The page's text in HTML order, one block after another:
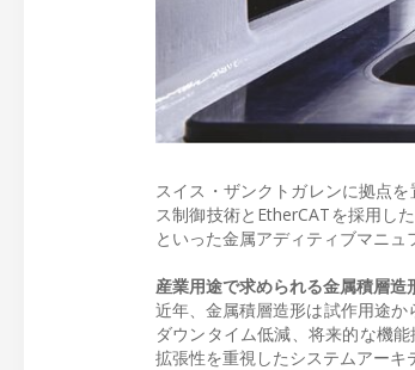
スイス・ザンクトガレンに拠点
ス制御技術とEtherCATを採用し
といった金属アディティブマニュ
産業用途で求められる金属積層造
近年、金属積層造形は試作用途か
ダウンタイム低減、将来的な機
拡張性を重視したシステムアーキ